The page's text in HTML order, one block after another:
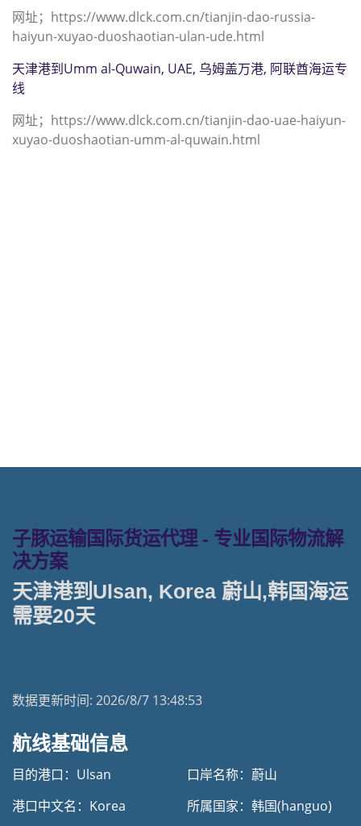
网址；https://www.dlck.com.cn/tianjin-dao-russia-
haiyun-xuyao-duoshaotian-ulan-ude.html
天津港到Umm al-Quwain, UAE, 乌姆盖万港, 阿联酋海运专
线
网址；https://www.dlck.com.cn/tianjin-dao-uae-haiyun-
xuyao-duoshaotian-umm-al-quwain.html
子豚运输国际货运代理 - 专业国际物流解
决方案
天津港到Ulsan, Korea 蔚山,韩国海运
需要20天
数据更新时间: 2026/8/7 13:48:53
航线基础信息
目的港口：Ulsan
港口中文名：Korea
口岸名称：蔚山
所属国家：韩国(hanguo)